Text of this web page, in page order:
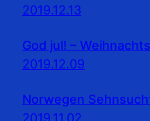
2019.12.13
God jul! –
2019.12.09
Norwegen